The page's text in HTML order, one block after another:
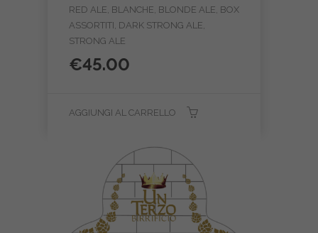
RED ALE, BLANCHE, BLONDE ALE, BOX
ASSORTITI, DARK STRONG ALE,
STRONG ALE
€45.00
AGGIUNGI AL CARRELLO